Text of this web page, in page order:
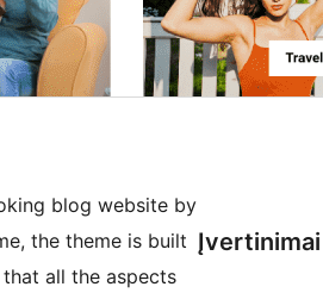
blog website by
the theme is built
all the aspects
Įvertinimai